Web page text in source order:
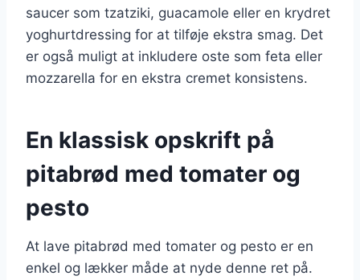
saucer som tzatziki, guacamole eller en krydret
yoghurtdressing for at tilføje ekstra smag. Det
er også muligt at inkludere oste som feta eller
mozzarella for en ekstra cremet konsistens.
En klassisk opskrift på
pitabrød med tomater og
pesto
At lave pitabrød med tomater og pesto er en
enkel og lækker måde at nyde denne ret på.